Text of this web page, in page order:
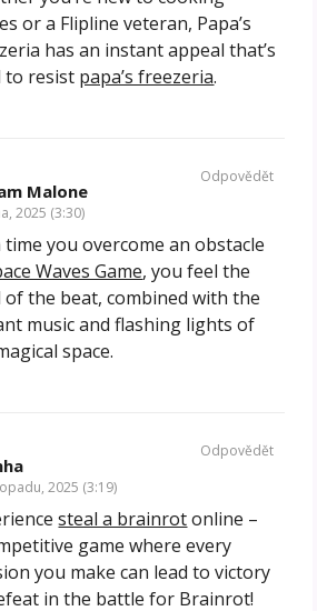
or a Flipline veteran, Papa’s
has an instant appeal that’s
to resist papa’s freezeria.
Malone
2025 (3:30)
time you overcome an obstacle
Waves Game, you feel the
the beat, combined with the
music and flashing lights of
space.
Odpovědět
2025 (3:19)
steal a brainrotonline –
game where every
you make can lead to victory
in the battle for Brainrot!
Odpovědět